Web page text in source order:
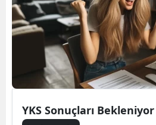
YKS Sonuçları Bekleniyor